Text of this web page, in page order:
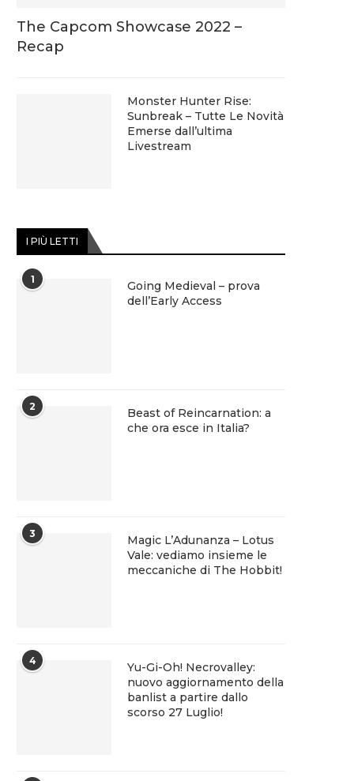
The Capcom Showcase 2022 –
Recap
Monster Hunter Rise:
Sunbreak – Tutte Le Novità
Emerse dall’ultima
Livestream
I PIÙ LETTI
1
Going Medieval – prova
dell’Early Access
2
Beast of Reincarnation: a
che ora esce in Italia?
3
Magic L’Adunanza – Lotus
Vale: vediamo insieme le
meccaniche di The Hobbit!
4
Yu-Gi-Oh! Necrovalley:
nuovo aggiornamento della
banlist a partire dallo
scorso 27 Luglio!